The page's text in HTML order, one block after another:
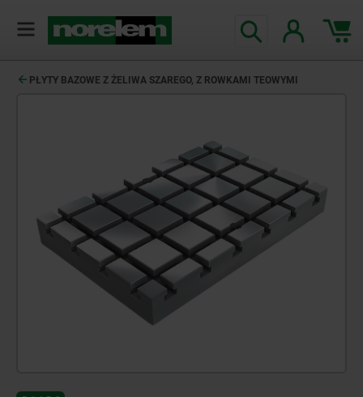
PŁYTY BAZOWE Z ŻELIWA SZAREGO, Z ROWKAMI TEOWYMI